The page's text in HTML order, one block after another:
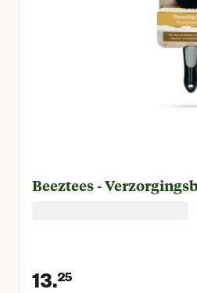
Beeztees -
13.25